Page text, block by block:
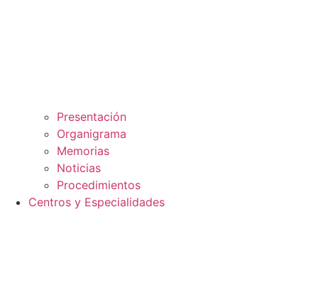
Presentación
Organigrama
Memorias
Noticias
Procedimientos
Centros y Especialidades